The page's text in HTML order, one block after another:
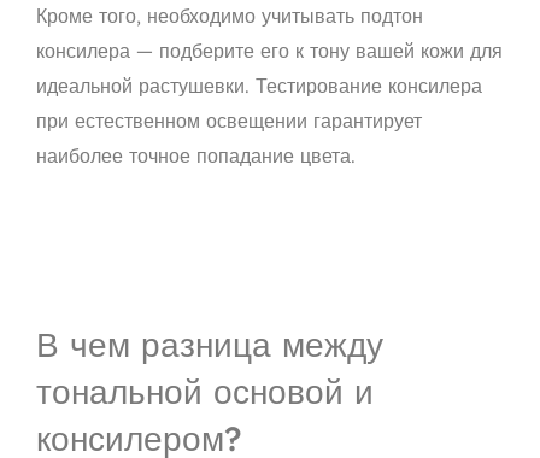
Кроме того, необходимо учитывать подтон
консилера — подберите его к тону вашей кожи для
идеальной растушевки. Тестирование консилера
при естественном освещении гарантирует
наиболее точное попадание цвета.
В чем разница между
тональной основой и
консилером?